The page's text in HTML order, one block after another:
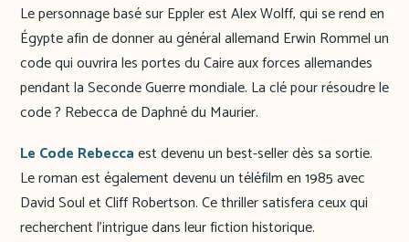
Le personnage basé sur Eppler est Alex Wolff, qui se rend en
Égypte afin de donner au général allemand Erwin Rommel un
code qui ouvrira les portes du Caire aux forces allemandes
pendant la Seconde Guerre mondiale. La clé pour résoudre le
code ? Rebecca de Daphné du Maurier.
Le Code Rebeccaest devenu un best-seller dès sa sortie.
Le roman est également devenu un téléfilm en 1985 avec
David Soul et Cliff Robertson. Ce thriller satisfera ceux qui
recherchent l’intrigue dans leur fiction historique.